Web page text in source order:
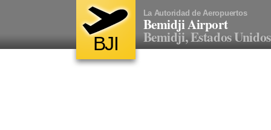
BJI
La Autoridad de Aeropuertos
Bemidji Airport
Bemidji, Estados Unidos